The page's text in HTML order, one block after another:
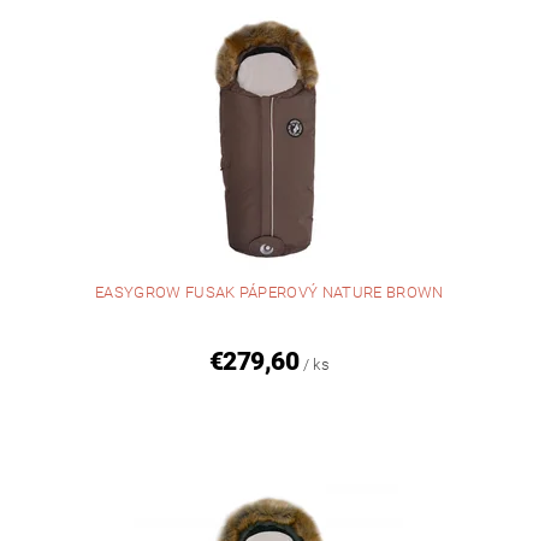
EASYGROW FUSAK PÁPEROVÝ NATURE BROWN
€279,60 / ks